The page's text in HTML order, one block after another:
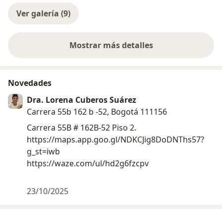
Ver galería (9)
Mostrar más detalles
sobre la experiencia
Novedades
Dra. Lorena Cuberos Suárez
Carrera 55b 162 b -52, Bogotá 111156
Carrera 55B # 162B-52 Piso 2.
https://maps.app.goo.gl/NDKCJig8DoDNThs57?
g_st=iwb
https://waze.com/ul/hd2g6fzcpv
23/10/2025